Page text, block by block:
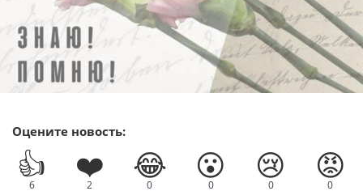
Оцените новость:
👍
6
❤️
2
😂
0
😮
0
😢
0
😡
0